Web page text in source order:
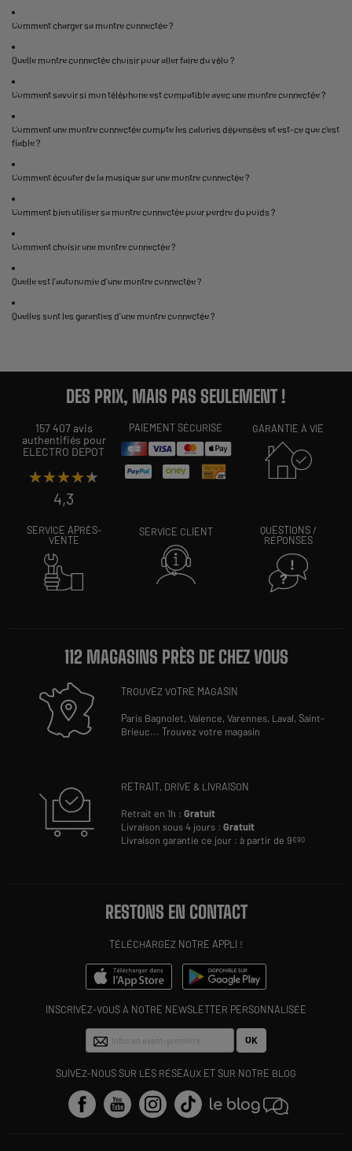
Comment charger sa montre connectée ?
Quelle montre connectée choisir pour aller faire du vélo ?
Comment savoir si mon téléphone est compatible avec une montre connectée ?
Comment une montre connectée compte les calories dépensées et est-ce que c'est
fiable ?
Comment écouter de la musique sur une montre connectée ?
Comment bien utiliser sa montre connectée pour perdre du poids ?
Comment choisir une montre connectée ?
Quelle est l’autonomie d’une montre connectée ?
Quelles sont les garanties d’une montre connectée ?
DES PRIX, MAIS PAS SEULEMENT !
157 407 avis
authentifiés pour
ELECTRO DEPOT
★★★★★
★★★★★
4,3
PAIEMENT SÉCURISÉ GARANTIE À VIE
SERVICE APRÈS-
VENTE
SERVICE CLIENT
QUESTIONS /
RÉPONSES
112 MAGASINS PRÈS DE CHEZ VOUS
TROUVEZ VOTRE MAGASIN
Paris Bagnolet,Valence,Varennes, Laval,Saint-
Brieuc...Trouvez votre magasin
RETRAIT, DRIVE & LIVRAISON
Retrait en 1h :Gratuit
Livraison sous 4 jours :Gratuit
Livraison garantie ce jour : à partir de 9€90
RESTONS EN CONTACT
TÉLÉCHARGEZ NOTRE APPLI !
INSCRIVEZ-VOUS À NOTRE NEWSLETTER PERSONNALISÉE
OK
SUIVEZ-NOUS SUR LES RÉSEAUX ET SUR NOTRE BLOG